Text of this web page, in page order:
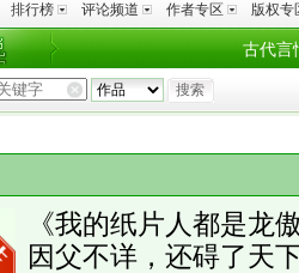
排行榜 评论频道 作者专区 版权专
古代言
《我的纸片人都是龙
因父不详，还碍了天